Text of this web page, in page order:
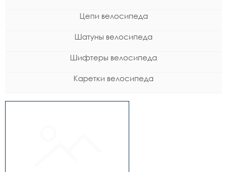
Цепи велосипеда
Шатуны велосипеда
Шифтеры велосипеда
Каретки велосипеда